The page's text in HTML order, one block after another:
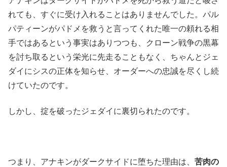
れても、すぐに受け入れることはありませんでした。パル
パティーンがパドメを救うと言ってくれた唯一の頼れる相
手ではあるという事実はありつつも、クローン戦争の黒幕
を討ち取るという栄光に先走ることもなく、ちゃんとジェ
ダイにシスの正体を知らせ、オーダーへの忠誠を尽くし続
けていたのです。
しかし、掟を破ったジェダイに裏切られたのです。
つまり、アナキンがダークサイドに堕ちた理由は、 苦肉の